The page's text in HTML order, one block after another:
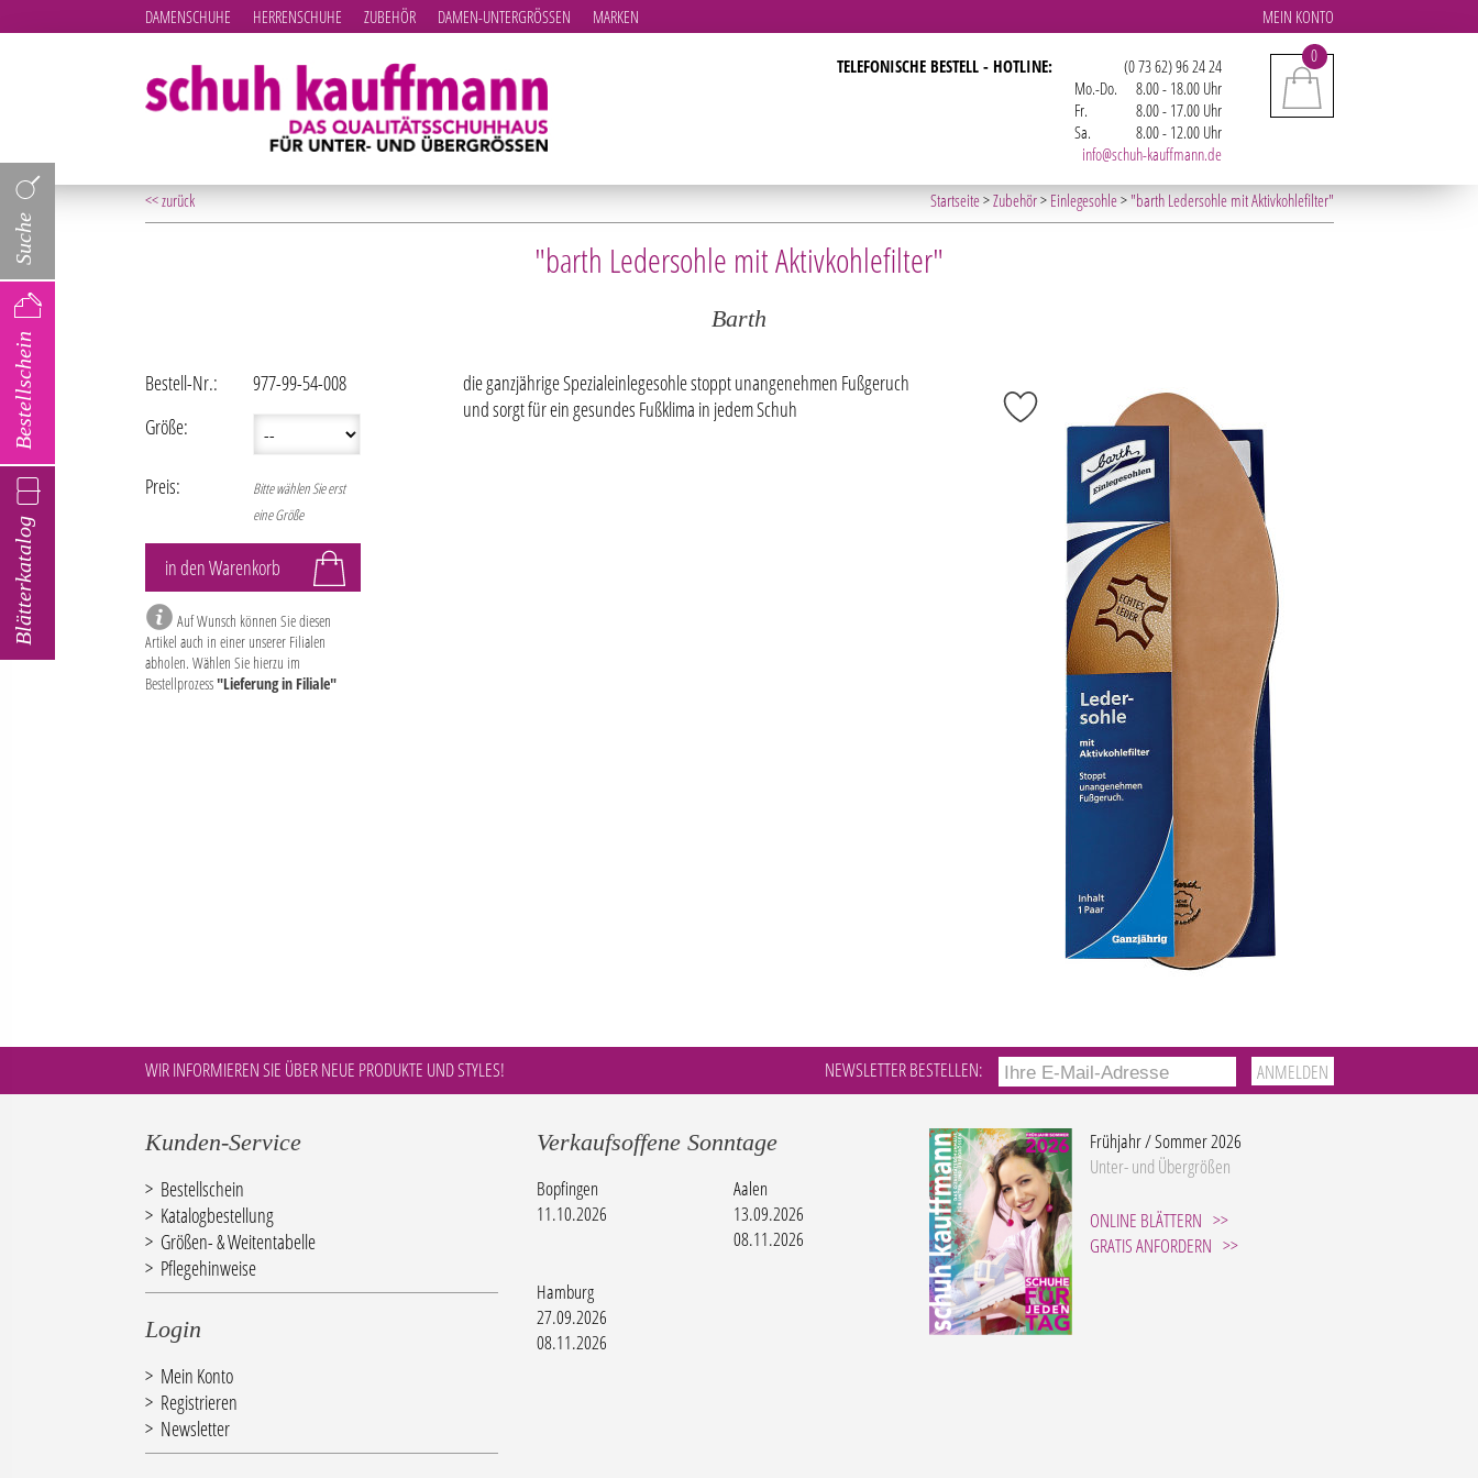
Blätterkatalog
Bestellschein
Suche
MEIN KONTO
DAMENSCHUHE HERRENSCHUHE ZUBEHÖR DAMEN-UNTERGRÖSSEN
MARKEN
0
TELEFONISCHE BESTELL - HOTLINE:
(0 73 62) 96 24 24
Mo.-Do.
8.00 - 18.00 Uhr
Fr.
8.00 - 17.00 Uhr
Sa.
8.00 - 12.00 Uhr
info@schuh-kauffmann.de
<< zurück Startseite>Zubehör> Einlegesohle> "barth Ledersohle mit Aktivkohlefilter"
"barth Ledersohle mit Aktivkohlefilter"
Barth
die ganzjährige Spezialeinlegesohle stoppt unangenehmen Fußgeruch
und sorgt für ein gesundes Fußklima in jedem Schuh
Bestell-Nr.:
977-99-54-008
Größe:
Preis:
Bitte wählen Sie erst
eine Größe
Auf Wunsch können Sie diesen
Artikel auch in einer unserer Filialen
abholen. Wählen Sie hierzu im
Bestellprozess"Lieferung in Filiale"
WIR INFORMIEREN SIE ÜBER NEUE PRODUKTE UND STYLES! NEWSLETTER BESTELLEN:
Kunden-Service
Bestellschein
Katalogbestellung
Größen- & Weitentabelle
Pflegehinweise
Login
Mein Konto
Registrieren
Newsletter
Verkaufsoffene Sonntage
Bopfingen
11.10.2026
Aalen
13.09.2026
08.11.2026
Hamburg
27.09.2026
08.11.2026
Frühjahr / Sommer 2026
Unter- und Übergrößen
ONLINE BLÄTTERN
GRATIS ANFORDERN